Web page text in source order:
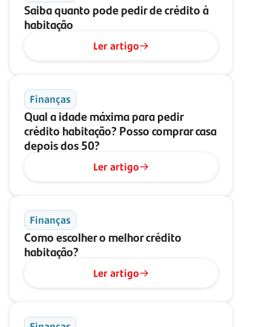
Saiba quanto pode pedir de crédito à
habitação
Ler artigo
Finanças
Qual a idade máxima para pedir
crédito habitação? Posso comprar casa
depois dos 50?
Ler artigo
Finanças
Como escolher o melhor crédito
habitação?
Ler artigo